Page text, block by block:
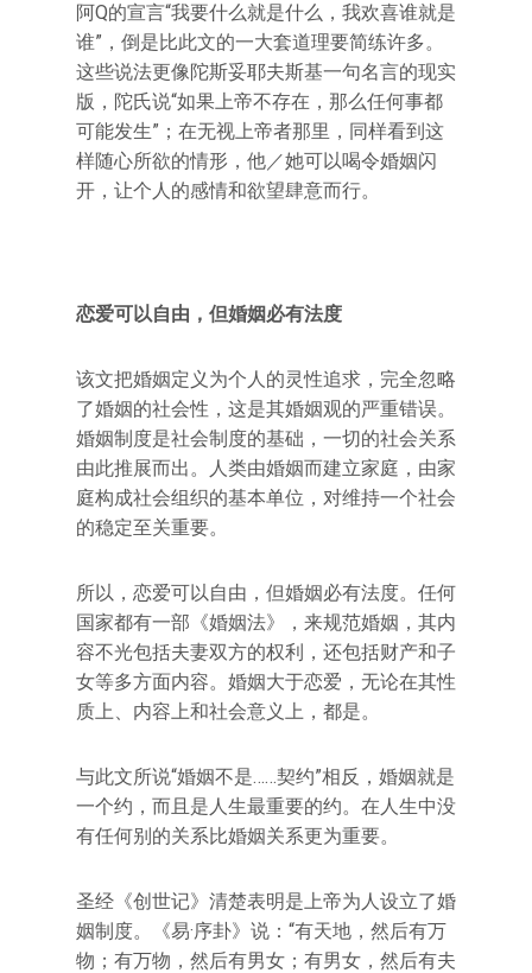
阿Q的宣言“我要什么就是什么，我欢喜谁就是
谁”，倒是比此文的一大套道理要简练许多。
这些说法更像陀斯妥耶夫斯基一句名言的现实
版，陀氏说“如果上帝不存在，那么任何事都
可能发生”；在无视上帝者那里，同样看到这
样随心所欲的情形，他／她可以喝令婚姻闪
开，让个人的感情和欲望肆意而行。
恋爱可以自由，但婚姻必有法度
该文把婚姻定义为个人的灵性追求，完全忽略
了婚姻的社会性，这是其婚姻观的严重错误。
婚姻制度是社会制度的基础，一切的社会关系
由此推展而出。人类由婚姻而建立家庭，由家
庭构成社会组织的基本单位，对维持一个社会
的稳定至关重要。
所以，恋爱可以自由，但婚姻必有法度。任何
国家都有一部《婚姻法》，来规范婚姻，其内
容不光包括夫妻双方的权利，还包括财产和子
女等多方面内容。婚姻大于恋爱，无论在其性
质上、内容上和社会意义上，都是。
与此文所说“婚姻不是……契约”相反，婚姻就是
一个约，而且是人生最重要的约。在人生中没
有任何别的关系比婚姻关系更为重要。
圣经《创世记》清楚表明是上帝为人设立了婚
姻制度。《易·序卦》说：“有天地，然后有万
物；有万物，然后有男女；有男女，然后有夫